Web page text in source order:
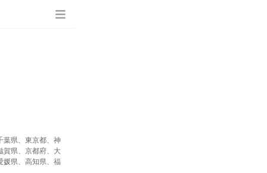
葉県、東京都、神
賀県、京都府、大
媛県、高知県、福